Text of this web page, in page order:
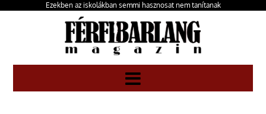
Ezekben az iskolákban semmi hasznosat nem tanítanak